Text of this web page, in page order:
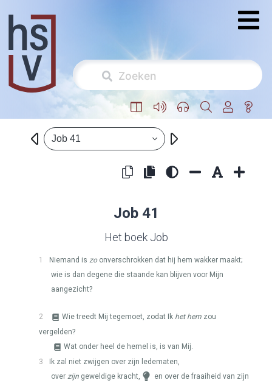
Job 41
Job 41
Het boek Job
1 Niemand is zoonverschrokken dat hij hem wakker maakt;
wie is dan degene die staande kan blijven voor Mijn
aangezicht?
2 Wie treedt Mij tegemoet, zodat Ik het hem zou
vergelden?
Wat onder heel de hemel is, is van Mij.
3
Ik zal niet zwijgen over zijn ledematen,
over zijn geweldige kracht,
en over de fraaiheid van zijn